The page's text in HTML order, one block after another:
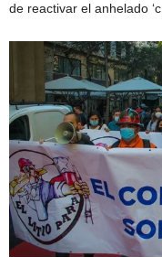
de reactivar el anhelado